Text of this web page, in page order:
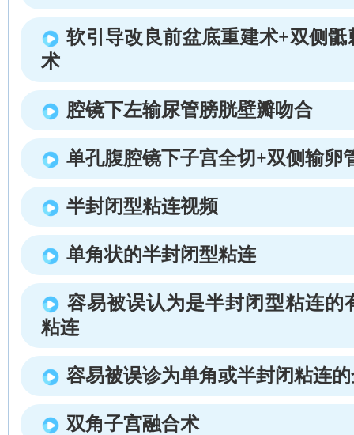
软引导改良前盆底重建术+双侧
术
腔镜下左输尿管膀胱壁瓣吻合
单孔腹腔镜下子宫全切+双侧输卵
半封闭型粘连视频
单角状的半封闭型粘连
容易被误认为是半封闭型粘连的
粘连
容易被误诊为单角或半封闭粘连
双角子宫融合术